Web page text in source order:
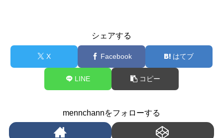
シェアする
X Facebook はてブ
LINE コピー
mennchannをフォローする